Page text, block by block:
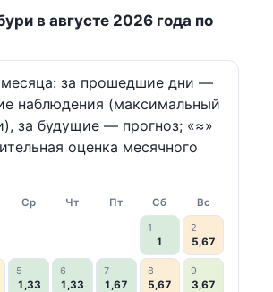
в августе 2026 года по
месяца: за прошедшие дни —
наблюдения (максимальный
за будущие — прогноз; «≈»
оценка месячного
Ср Чт Пт Сб
Вс
1
1
2
5,67
5
1,33
6
1,33
7
1,67
8
5,67
9
3,67